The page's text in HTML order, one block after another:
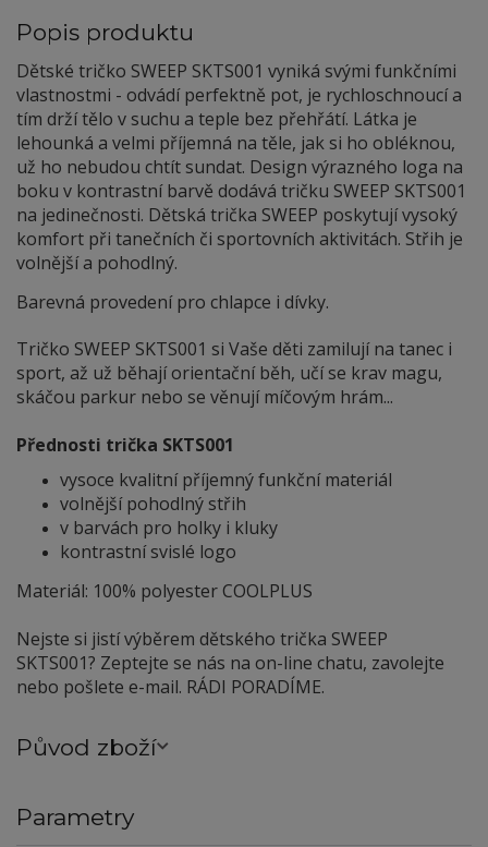
Popis produktu
Dětské tričko SWEEP SKTS001 vyniká svými funkčními
vlastnostmi - odvádí perfektně pot, je rychloschnoucí a
tím drží tělo v suchu a teple bez přehřátí. Látka je
lehounká a velmi příjemná na těle, jak si ho obléknou,
už ho nebudou chtít sundat. Design výrazného loga na
boku v kontrastní barvě dodává tričku SWEEP SKTS001
na jedinečnosti. Dětská trička SWEEP poskytují vysoký
komfort při tanečních či sportovních aktivitách. Střih je
volnější a pohodlný.
Barevná provedení pro chlapce i dívky.
Tričko SWEEP SKTS001 si Vaše děti zamilují na tanec i
sport, až už běhají orientační běh, učí se krav magu,
skáčou parkur nebo se věnují míčovým hrám...
Přednosti trička SKTS001
vysoce kvalitní příjemný funkční materiál
volnější pohodlný střih
v barvách pro holky i kluky
kontrastní svislé logo
Materiál: 100% polyester COOLPLUS
Nejste si jistí výběrem dětského trička SWEEP
SKTS001? Zeptejte se nás na on-line chatu, zavolejte
nebo pošlete e-mail. RÁDI PORADÍME.
Původ zboží
Parametry